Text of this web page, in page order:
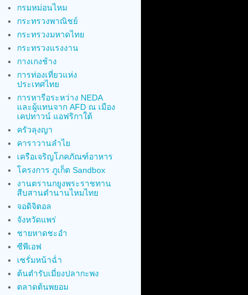
กรมหม่อนไหม
กระทรวงพาณิชย์
กระทรวงมหาดไทย
กระทรวงแรงงาน
กางเกงช้าง
การท่องเที่ยวแห่ง
ประเทศไทย
การหารือระหว่าง NEDA
และผู้แทนจาก AFD ณ เมือง
เคปทาวน์ แอฟริกาใต้
ครัวลุงญา
คาราวานลำไย
เครือเจริญโภคภัณฑ์อาหาร
โครงการ ภูเก็ต Sandbox
งานตรานกยูงพระราชทาน
สืบสานตำนานไหมไทย
จอดิจิตอล
จังหวัดแพร่
ชายหาดชะอำ
ซีพีเอฟ
เซรั่มหน้าฉ่ำ
ต้นตำรับเมี่ยงปลากะพง
ตลาดต้นพยอม